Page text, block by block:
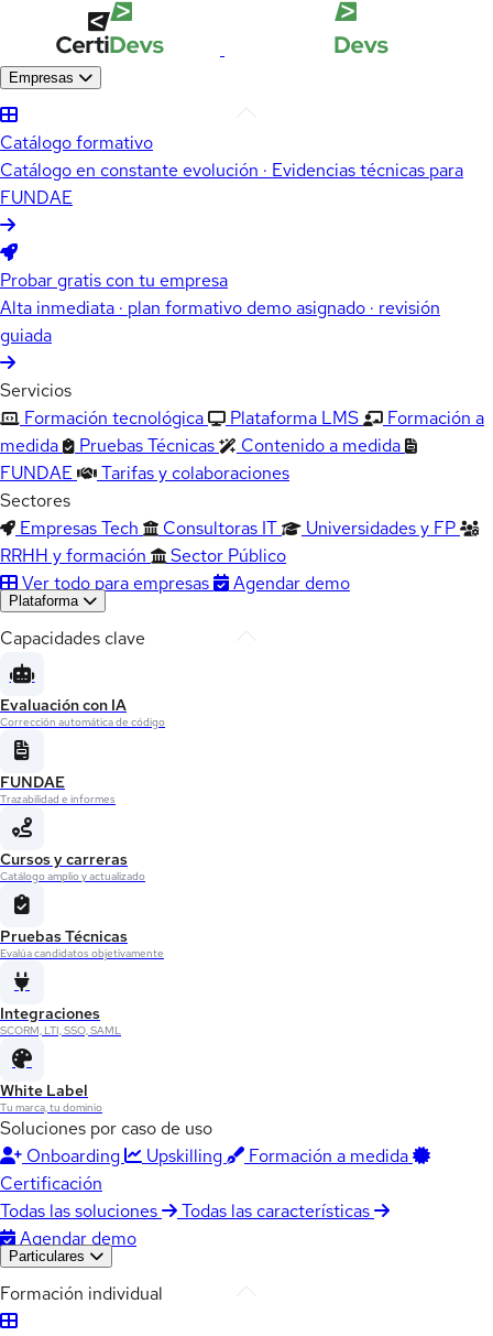
Empresas
Catálogo formativo
Catálogo en constante evolución · Evidencias técnicas para
FUNDAE
Probar gratis con tu empresa
Alta inmediata · plan formativo demo asignado · revisión
guiada
Servicios
Formación tecnológica
Plataforma LMS
Formación a
medida
Pruebas Técnicas
Contenido a medida
FUNDAE
Tarifas y colaboraciones
Sectores
Empresas Tech
Consultoras IT
Universidades y FP
RRHH y formación
Sector Público
Ver todo para empresas
Agendar demo
Plataforma
Capacidades clave
Evaluación con IA
Corrección automática de código
FUNDAE
Trazabilidad e informes
Cursos y carreras
Catálogo amplio y actualizado
Pruebas Técnicas
Evalúa candidatos objetivamente
Integraciones
SCORM, LTI, SSO, SAML
White Label
Tu marca, tu dominio
Soluciones por caso de uso
Onboarding
Upskilling
Formación a medida
Certificación
Todas las soluciones
Todas las características
Agendar demo
Particulares
Formación individual